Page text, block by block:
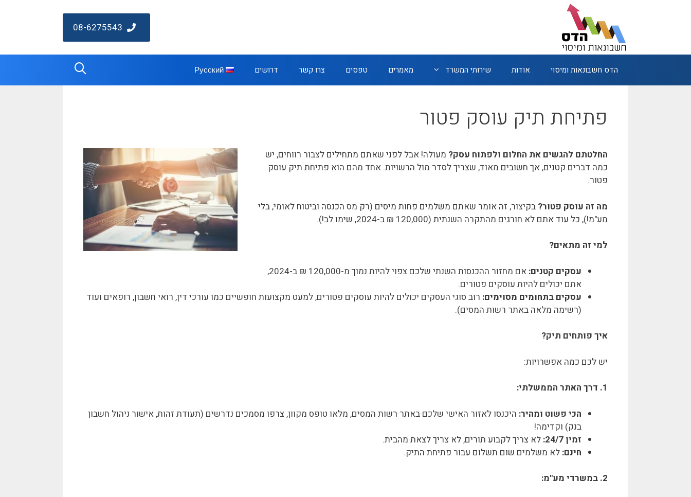
08-6275543
הדס חשבונאות ומיסוי אודות שירותי המשרד מאמרים טפסים צרו קשר דרושים Русский
פתיחת תיק עוסק פטור
החלטתם להגשים את החלום ולפתוח עסק? מעולה! אבל לפני שאתם מתחילים לצבור רווחים, יש
כמה דברים קטנים, אך חשובים מאוד, שצריך לסדר מול הרשויות. אחד מהם הוא פתיחת תיק עוסק
פטור.
מה זה עוסק פטור? בקיצור, זה אומר שאתם משלמים פחות מיסים (רק מס הכנסה וביטוח לאומי, בלי
מע"מ!), כל עוד אתם לא חורגים מהתקרה השנתית (120,000 ₪ ב-2024, שימו לב!).
למי זה מתאים?
עסקים קטנים:
אם מחזור ההכנסות השנתי שלכם צפוי להיות נמוך מ-120,000 ₪ ב-2024,
אתם יכולים להיות עוסקים פטורים.
עסקים בתחומים מסוימים: רוב סוגי העסקים יכולים להיות עוסקים פטורים, למעט מקצועות חופשיים כמו עורכי דין, רואי חשבון, רופאים ועוד
(רשימה מלאה באתר רשות המסים).
איך פותחים תיק?
יש לכם כמה אפשרויות:
1. דרך האתר הממשלתי:
הכי פשוט ומהיר: היכנסו לאזור האישי שלכם באתר רשות המסים, מלאו טופס מקוון, צרפו מסמכים נדרשים (תעודת זהות, אישור ניהול חשבון
בנק) וקדימה!
זמין 24/7:
לא צריך לקבוע תורים, לא צריך לצאת מהבית.
חינם: לא משלמים שום תשלום עבור פתיחת התיק.
2. במשרדי מע"מ: